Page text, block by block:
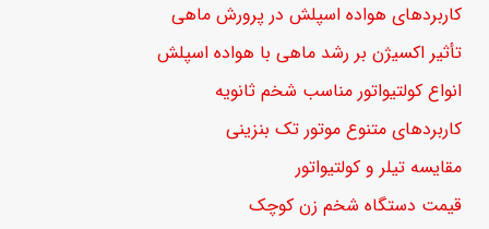
کاربردهای هواده اسپلش در پرورش ماهی
تأثیر اکسیژن بر رشد ماهی با هواده اسپلش
انواع کولتیواتور مناسب شخم ثانویه
کاربردهای متنوع موتور تک بنزینی
مقایسه تیلر و کولتیواتور
قیمت دستگاه شخم زن کوچک